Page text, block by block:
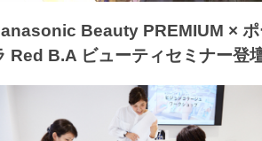
Beauty PREMIUM × ポ
Red B.A ビューティセミナー登